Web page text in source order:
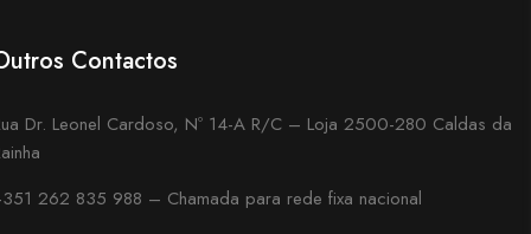
Contactos
Dr. Leonel Cardoso, Nº 14-A R/C – Loja 2500-280 Caldas da
262 835 988 – Chamada para rede fixa nacional